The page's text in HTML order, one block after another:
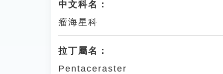
中文科名：
瘤海星科
拉丁屬名：
Pentaceraster